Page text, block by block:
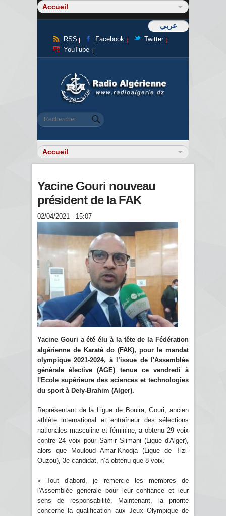
عربي
RSS Facebook
Twitter
YouTube
Formulaire de recherche
Rechercher
Yacine Gouri nouveau
président de la FAK
02/04/2021 - 15:07
Yacine Gouri a été élu à la tête de la Fédération
algérienne de Karaté do (FAK), pour le mandat
olympique 2021-2024, à l’issue de l'Assemblée
générale élective (AGE) tenue ce vendredi à
l'Ecole supérieure des sciences et technologies
du sport à Dely-Brahim (Alger).
Représentant de la Ligue de Bouira, Gouri, ancien
athlète international et entraîneur des sélections
nationales masculine et féminine, a obtenu 29 voix
contre 24 voix pour Samir Slimani (Ligue d'Alger),
alors que Mouloud Amar-Khodja (Ligue de Tizi-
Ouzou), 3e candidat, n’a obtenu que 8 voix.
« Tout d'abord, je remercie les membres de
l'Assemblée générale pour leur confiance et leur
sens de responsabilité. Maintenant, la priorité
concerne la qualification aux Jeux Olympique de